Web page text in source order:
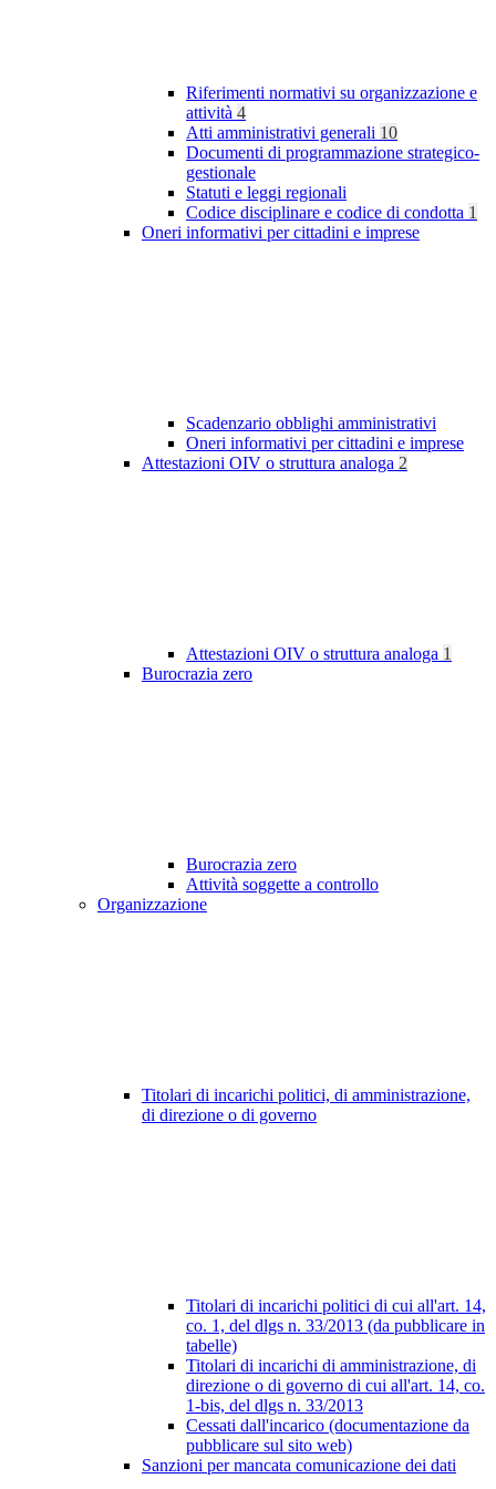
Riferimenti normativi su organizzazione e
attività 4
Atti amministrativi generali 10
Documenti di programmazione strategico-
gestionale
Statuti e leggi regionali
Codice disciplinare e codice di condotta 1
Oneri informativi per cittadini e imprese
Scadenzario obblighi amministrativi
Oneri informativi per cittadini e imprese
Attestazioni OIV o struttura analoga 2
Attestazioni OIV o struttura analoga 1
Burocrazia zero
Burocrazia zero
Attività soggette a controllo
Organizzazione
Titolari di incarichi politici, di amministrazione,
di direzione o di governo
Titolari di incarichi politici di cui all'art. 14,
co. 1, del dlgs n. 33/2013 (da pubblicare in
tabelle)
Titolari di incarichi di amministrazione, di
direzione o di governo di cui all'art. 14, co.
1-bis, del dlgs n. 33/2013
Cessati dall'incarico (documentazione da
pubblicare sul sito web)
Sanzioni per mancata comunicazione dei dati